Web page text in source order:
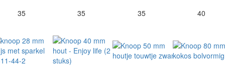
35 35 35 40